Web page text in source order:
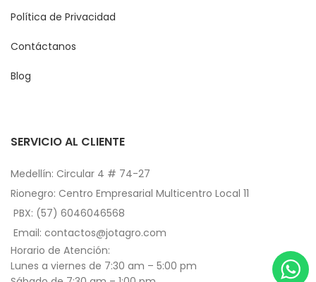
Política de Privacidad
Contáctanos
Blog
SERVICIO AL CLIENTE
Medellín: Circular 4 # 74-27
Rionegro: Centro Empresarial Multicentro Local 11
PBX: (57) 6046046568
Email: contactos@jotagro.com
Horario de Atención:
Lunes a viernes de 7:30 am – 5:00 pm